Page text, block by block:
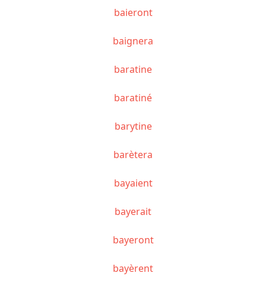
baieront
baignera
baratine
baratiné
barytine
barètera
bayaient
bayerait
bayeront
bayèrent